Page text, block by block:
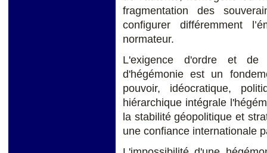
fragmentation des
configurer différemment
normateur.
L'exigence d'ordre et de
d'hégémonie est un
pouvoir, idéocratique,
hiérarchique intégrale
la stabilité géopolitique et
une confiance internationale